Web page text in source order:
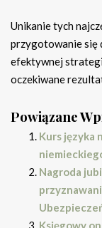
Unikanie tych
przygotowanie się
efektywnej
oczekiwane
Powiązane
Kurs języka
Nagroda
Księgowy